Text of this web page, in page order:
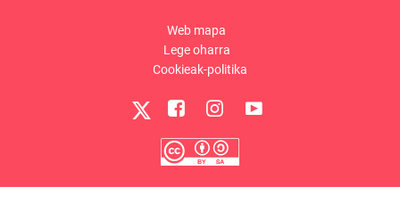
Web mapa
Lege oharra
Cookieak-politika